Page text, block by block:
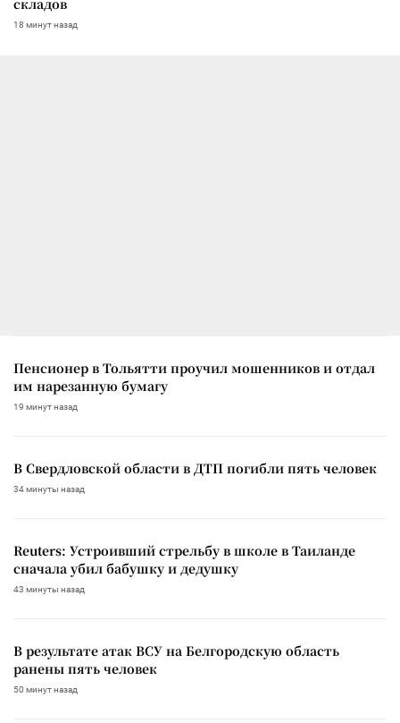
складов
18 минут назад
Пенсионер в Тольятти проучил мошенников и отдал
им нарезанную бумагу
19 минут назад
В Свердловской области в ДТП погибли пять человек
34 минуты назад
Reuters: Устроивший стрельбу в школе в Таиланде
сначала убил бабушку и дедушку
43 минуты назад
В результате атак ВСУ на Белгородскую область
ранены пять человек
50 минут назад